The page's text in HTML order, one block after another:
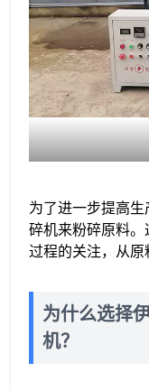
为了进一步提高
碎机来粉碎原料
过程的关注，从原
为什么选择
机？